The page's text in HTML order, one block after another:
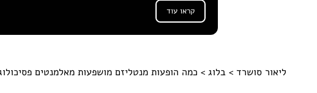
קראו עוד
ליאור סושרד > בלוג > כמה הופעות מנטליזם מושפעות מאלמנטים